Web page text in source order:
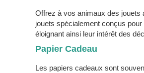
Offrez à vos animaux des jouets
jouets spécialement conçus
éloignant ainsi leur intérêt des
Papier Cadeau
Les papiers cadeaux sont